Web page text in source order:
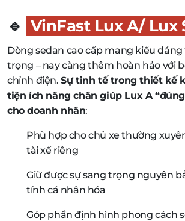
🔹 VinFast Lux A/ Lux
Dòng sedan cao cấp mang kiểu
trọng – nay càng thêm hoàn hảo với
chỉnh điện.Sự tinh tế trong thiết kế
tiện ích nâng chân giúp Lux A
cho doanh nhân:
Phù hợp cho chủ xe thường
tài xế riêng
Giữ được sự sang trọng nguyên
tính cá nhân hóa
Góp phần định hình phong cách